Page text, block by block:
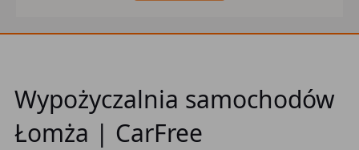
Wypożyczalnia samochodów
Łomża | CarFree